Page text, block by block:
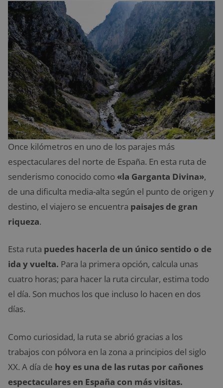
Once kilómetros en uno de los parajes más
espectaculares del norte de España. En esta ruta de
senderismo conocido como «la Garganta Divina»,
de una dificulta media-alta según el punto de origen y
destino, el viajero se encuentra paisajes de gran
riqueza.
Esta ruta puedes hacerla de un único sentido o de
ida y vuelta. Para la primera opción, calcula unas
cuatro horas; para hacer la ruta circular, estima todo
el día. Son muchos los que incluso lo hacen en dos
días.
Como curiosidad, la ruta se abrió gracias a los
trabajos con pólvora en la zona a principios del siglo
XX. A día de hoy es una de las rutas por cañones
espectaculares en España con más visitas.